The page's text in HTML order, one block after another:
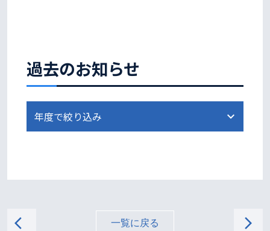
過去のお知らせ
arrow_back_ios 一覧に戻る arrow_forward_ios